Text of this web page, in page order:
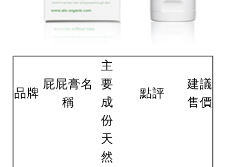
品牌
屁屁膏名
稱
主
要
成
份
點評
建議
售價
天
然